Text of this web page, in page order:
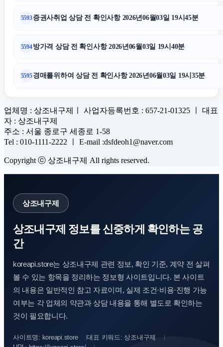
5593증권사취업 상담 전 확인사항 2026년06월03일 19시45분
5594방가격 상담 전 확인사항 2026년06월03일 19시40분
5595경매를위하여 상담 전 확인사항 2026년06월03일 19시35분
업체명 : 상조내구제ㅣ 사업자등록번호 : 657-21-01325 ㅣ 대표
자 : 상조내구제
주소 : 서울 종로구 세종로 1-58
Tel : 010-1111-2222 ㅣ E-mail :dsfdeoh1@naver.com
Copyright ⓒ 상조내구제 All rights reserved.
상조내구제
상조내구제 정보를 신중하게 확인하는 공
간
koreapi.store는 상조내구제 관련 정보, 확인 기준, 계약 전 살펴
볼 수 있는 항목을 정리하는 정보형 사이트입니다. 본 사이트
의 내용은 일반적인 참고 자료이며, 실제 조건·비용·진행 가능
여부는 각 업체의 약관과 상담 내용을 통해 별도로 확인하는
것이 필요합니다.
사이트명: koreapi.store
대표 키워드: 상조내구제